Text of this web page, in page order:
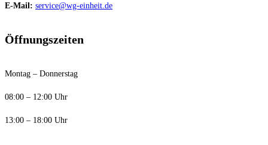
E-Mail: service@wg-einheit.de
Öffnungszeiten
Montag – Donnerstag
08:00 – 12:00 Uhr
13:00 – 18:00 Uhr